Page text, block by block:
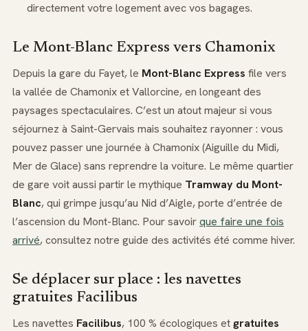
directement votre logement avec vos bagages.
Le Mont-Blanc Express vers Chamonix
Depuis la gare du Fayet, le Mont-Blanc Express file vers
la vallée de Chamonix et Vallorcine, en longeant des
paysages spectaculaires. C’est un atout majeur si vous
séjournez à Saint-Gervais mais souhaitez rayonner : vous
pouvez passer une journée à Chamonix (Aiguille du Midi,
Mer de Glace) sans reprendre la voiture. Le même quartier
de gare voit aussi partir le mythique Tramway du Mont-
Blanc, qui grimpe jusqu’au Nid d’Aigle, porte d’entrée de
l’ascension du Mont-Blanc. Pour savoirque faire une fois
arrivé, consultez notre guide des activités été comme hiver.
Se déplacer sur place : les navettes
gratuites Facilibus
Les navettes Facilibus, 100 % écologiques etgratuites